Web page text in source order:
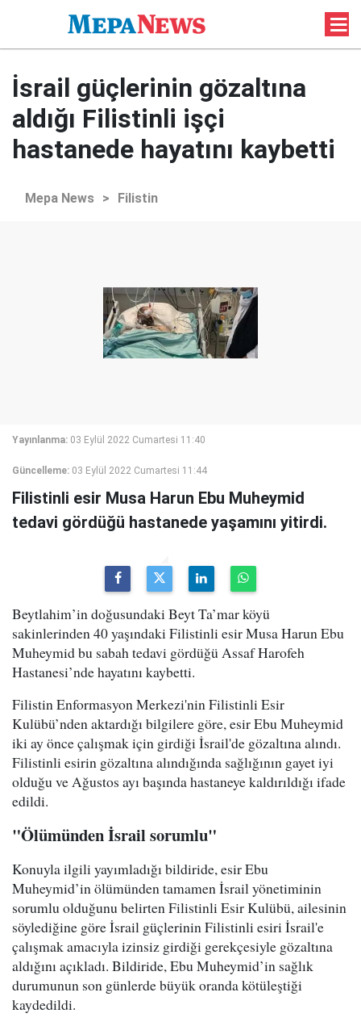
İsrail güçlerinin gözaltına
aldığı Filistinli işçi
hastanede hayatını kaybetti
Mepa News > Filistin
Yayınlanma: 03 Eylül 2022 Cumartesi 11:40
Güncelleme: 03 Eylül 2022 Cumartesi 11:44
Filistinli esir Musa Harun Ebu Muheymid
tedavi gördüğü hastanede yaşamını yitirdi.
Beytlahim’in doğusundaki Beyt Ta’mar köyü
sakinlerinden 40 yaşındaki Filistinli esir Musa Harun Ebu
Muheymid bu sabah tedavi gördüğü Assaf Harofeh
Hastanesi’nde hayatını kaybetti.
Filistin Enformasyon Merkezi'nin Filistinli Esir
Kulübü’nden aktardığı bilgilere göre, esir Ebu Muheymid
iki ay önce çalışmak için girdiği İsrail'de gözaltına alındı.
Filistinli esirin gözaltına alındığında sağlığının gayet iyi
olduğu ve Ağustos ayı başında hastaneye kaldırıldığı ifade
edildi.
"Ölümünden İsrail sorumlu"
Konuyla ilgili yayımladığı bildiride, esir Ebu
Muheymid’in ölümünden tamamen İsrail yönetiminin
sorumlu olduğunu belirten Filistinli Esir Kulübü, ailesinin
söylediğine göre İsrail güçlerinin Filistinli esiri İsrail'e
çalışmak amacıyla izinsiz girdiği gerekçesiyle gözaltına
aldığını açıkladı. Bildiride, Ebu Muheymid’in sağlık
durumunun son günlerde büyük oranda kötüleştiği
kaydedildi.